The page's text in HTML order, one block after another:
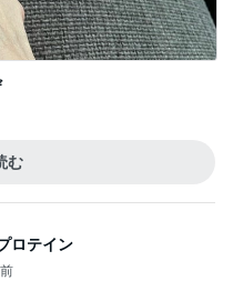
ロテイン
トロングな薬